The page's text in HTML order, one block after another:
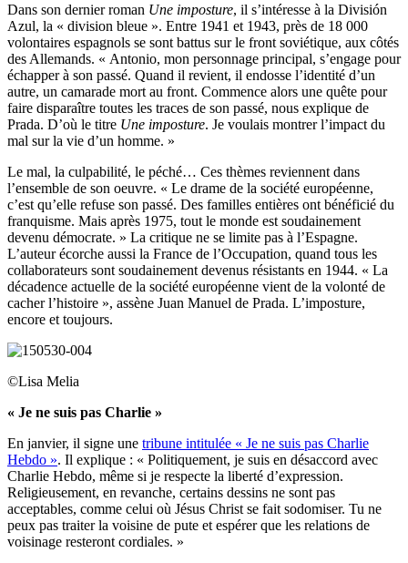
Dans son dernier roman Une imposture, il s’intéresse à la División
Azul, la « division bleue ». Entre 1941 et 1943, près de 18 000
volontaires espagnols se sont battus sur le front soviétique, aux côtés
des Allemands. « Antonio, mon personnage principal, s’engage pour
échapper à son passé. Quand il revient, il endosse l’identité d’un
autre, un camarade mort au front. Commence alors une quête pour
faire disparaître toutes les traces de son passé, nous explique de
Prada. D’où le titre Une imposture. Je voulais montrer l’impact du
mal sur la vie d’un homme. »
Le mal, la culpabilité, le péché… Ces thèmes reviennent dans
l’ensemble de son oeuvre. « Le drame de la société européenne,
c’est qu’elle refuse son passé. Des familles entières ont bénéficié du
franquisme. Mais après 1975, tout le monde est soudainement
devenu démocrate. » La critique ne se limite pas à l’Espagne.
L’auteur écorche aussi la France de l’Occupation, quand tous les
collaborateurs sont soudainement devenus résistants en 1944. « La
décadence actuelle de la société européenne vient de la volonté de
cacher l’histoire », assène Juan Manuel de Prada. L’imposture,
encore et toujours.
©Lisa Melia
« Je ne suis pas Charlie »
En janvier, il signe une tribune intitulée « Je ne suis pas Charlie
Hebdo ». Il explique : « Politiquement, je suis en désaccord avec
Charlie Hebdo, même si je respecte la liberté d’expression.
Religieusement, en revanche, certains dessins ne sont pas
acceptables, comme celui où Jésus Christ se fait sodomiser. Tu ne
peux pas traiter la voisine de pute et espérer que les relations de
voisinage resteront cordiales. »